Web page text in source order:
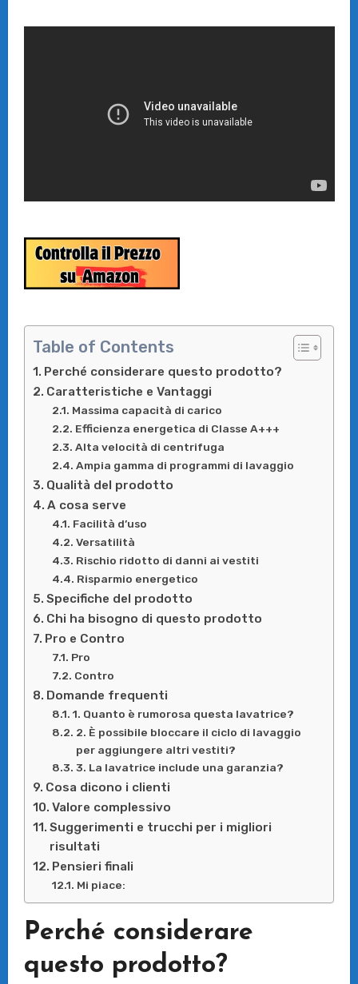
Table of Contents
Perché considerare questo prodotto?
Caratteristiche e Vantaggi
Massima capacità di carico
Efficienza energetica di Classe A+++
Alta velocità di centrifuga
Ampia gamma di programmi di lavaggio
Qualità del prodotto
A cosa serve
Facilità d’uso
Versatilità
Rischio ridotto di danni ai vestiti
Risparmio energetico
Specifiche del prodotto
Chi ha bisogno di questo prodotto
Pro e Contro
Pro
Contro
Domande frequenti
1. Quanto è rumorosa questa lavatrice?
2. È possibile bloccare il ciclo di lavaggio
per aggiungere altri vestiti?
3. La lavatrice include una garanzia?
Cosa dicono i clienti
Valore complessivo
Suggerimenti e trucchi per i migliori
risultati
Pensieri finali
Mi piace:
Perché considerare
questo prodotto?